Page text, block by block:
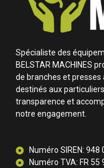
Spécialiste des
BELSTAR MACHINES
de branches et
destinés aux
transparence et
notre engagement.
Numéro SIREN: 948
Numéro TVA: FR 55